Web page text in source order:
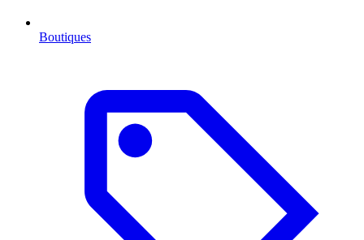
Boutiques